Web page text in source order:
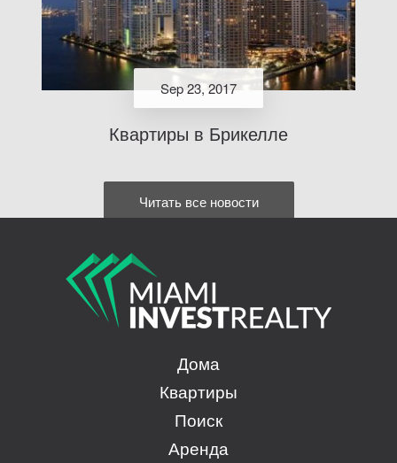
Sep 23, 2017
Квартиры в Брикелле
Читать все новости
Дома
Квартиры
Поиск
Аренда